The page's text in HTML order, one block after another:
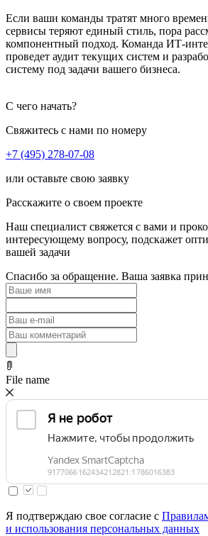
Если ваши команды тратят много
сервисы теряют единый стиль, пора
компонентный подход. Команда ИТ-
проведет аудит текущих систем и
систему под задачи вашего бизнеса.
С чего начать?
Свяжитесь с нами по номеру
+7 (495) 278-07-08
или оставьте свою заявку
Расскажите о своем проекте
Наш специалист свяжется с вами и
интересующему вопросу, подскажет
вашей задачи
Спасибо за обращение. Ваша заявка
File name
Я подтверждаю свое согласие с
и использования персональных данных